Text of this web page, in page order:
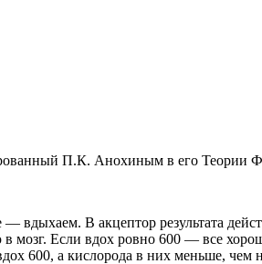
П.К. Анохиным в его Теории
В акцептор результата
Если вдох ровно 600 — все
600, а кислорода в них меньше,